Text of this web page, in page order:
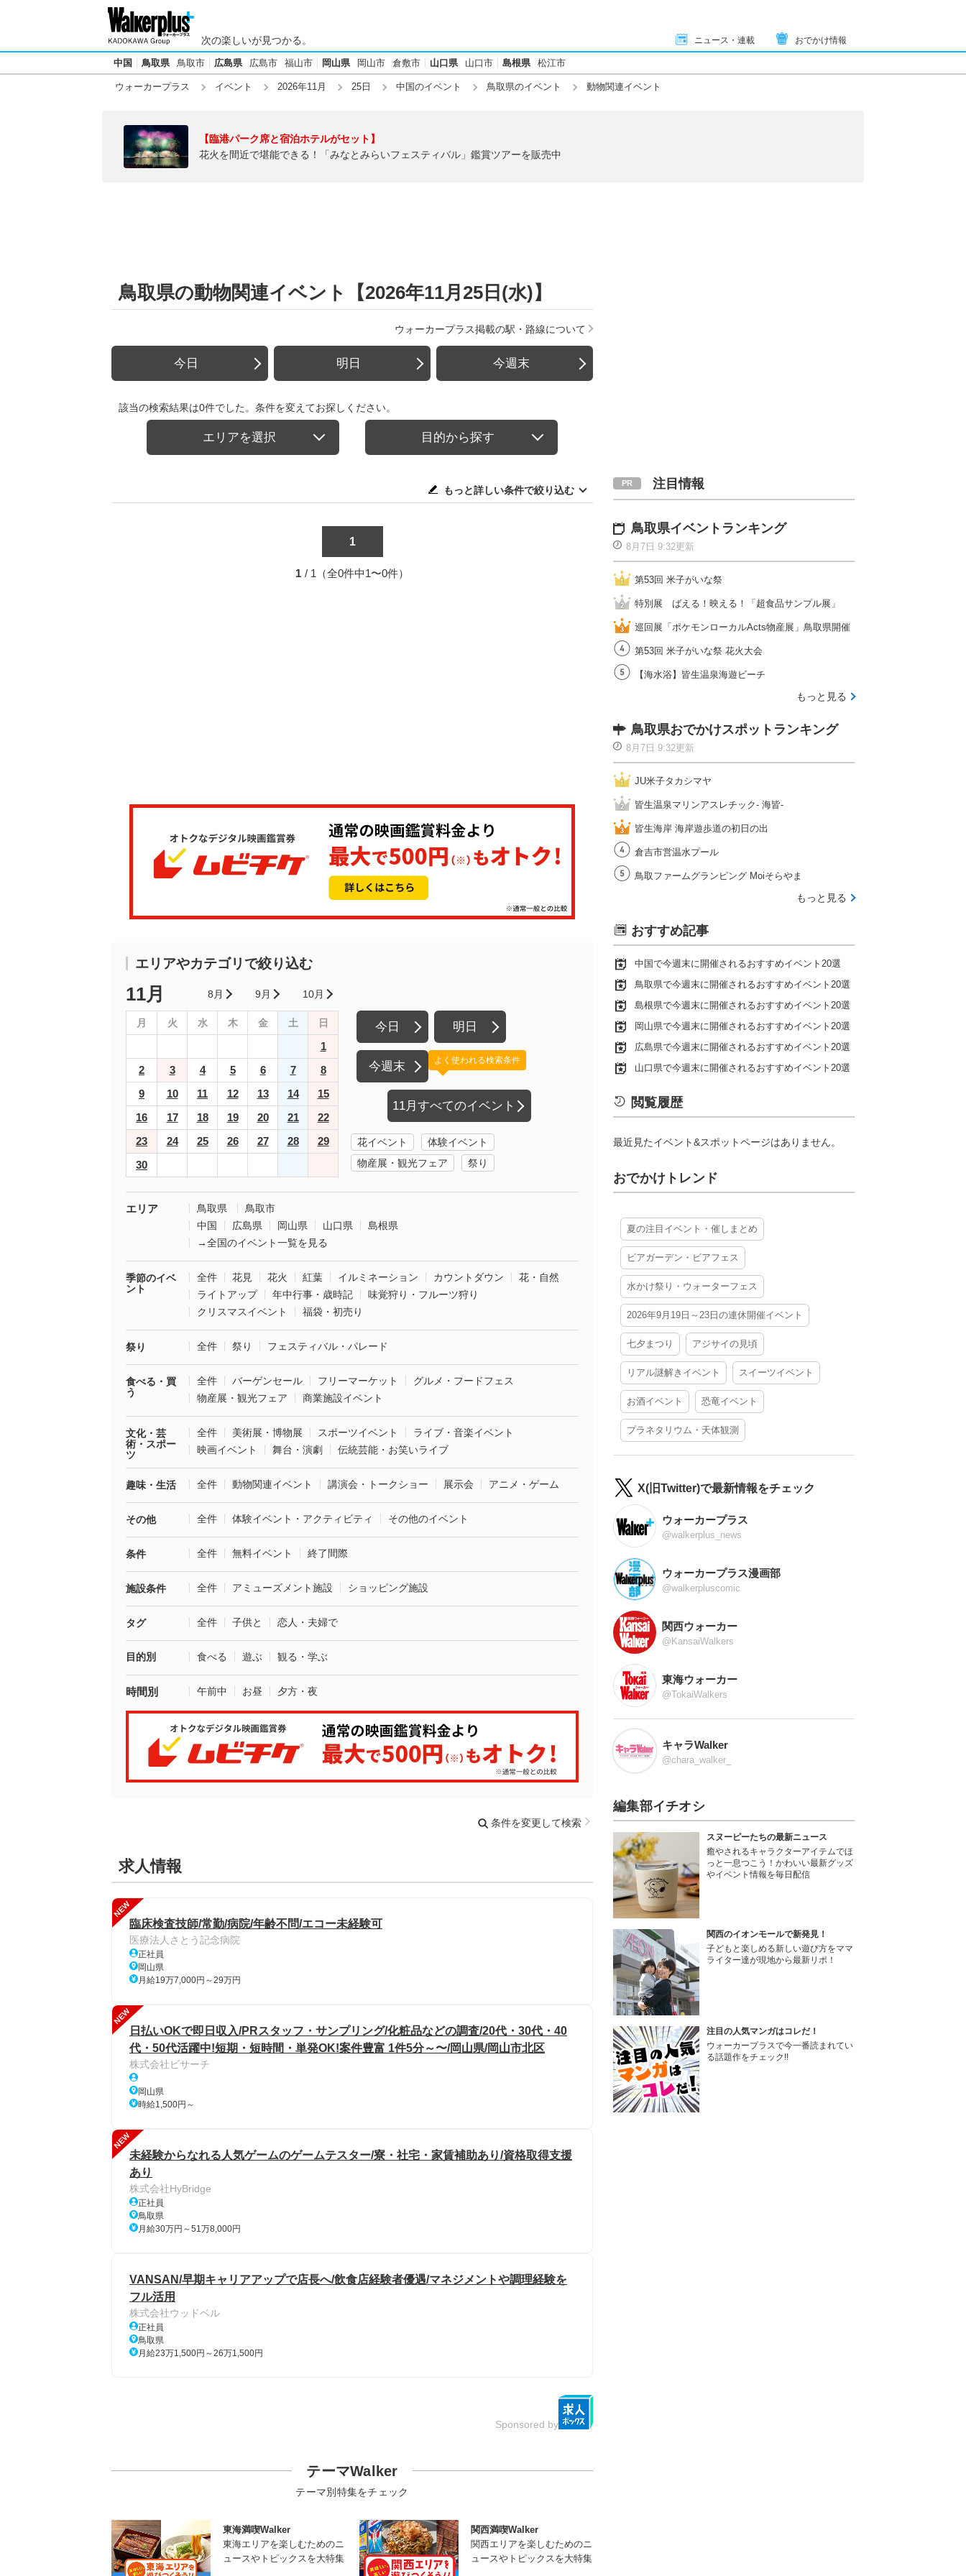
次の楽しいが見つかる。 ニュース・連載 おでかけ情報
中国 鳥取県 鳥取市 広島県 広島市 福山市 岡山県 岡山市 倉敷市 山口県 山口市 島根県 松江市
ウォーカープラス イベント 2026年11月 25日 中国のイベント 鳥取県のイベント 動物関連イベント
【臨港パーク席と宿泊ホテルがセット】
花火を間近で堪能できる！「みなとみらいフェスティバル」鑑賞ツアーを販売中
鳥取県の動物関連イベント【2026年11月25日(水)】
ウォーカープラス掲載の駅・路線について
今日 明日 今週末
該当の検索結果は0件でした。条件を変えてお探しください。
エリアを選択 目的から探す
もっと詳しい条件で絞り込む
1
1 / 1（全0件中1〜0件）
エリアやカテゴリで絞り込む
11月 8月 9月 10月
月 火 水 木 金 土 日
1
2
3 4 5 6 7
8
9
10 11 12 13 14
15
16
17 18 19 20 21
22
23
24 25 26 27 28
29
30
今日 明日
今週末
11月すべてのイベント
よく使われる検索条件
花イベント
体験イベント
物産展・観光フェア
祭り
エリア 鳥取県
鳥取市
中国
広島県 岡山県 山口県
島根県
→全国のイベント一覧を見る
季節のイベ
ント
全件 花見 花火 紅葉 イルミネーション カウントダウン
花・自然
ライトアップ
年中行事・歳時記
味覚狩り・フルーツ狩り
クリスマスイベント
福袋・初売り
祭り 全件 祭り フェスティバル・パレード
食べる・買
う
全件 バーゲンセール フリーマーケット
グルメ・フードフェス
物産展・観光フェア
商業施設イベント
文化・芸
術・スポー
ツ
全件 美術展・博物展 スポーツイベント
ライブ・音楽イベント
映画イベント
舞台・演劇 伝統芸能・お笑いライブ
趣味・生活 全件 動物関連イベント 講演会・トークショー 展示会 アニメ・ゲーム
その他 全件 体験イベント・アクティビティ その他のイベント
条件 全件 無料イベント 終了間際
施設条件 全件 アミューズメント施設 ショッピング施設
タグ 全件 子供と 恋人・夫婦で
目的別 食べる 遊ぶ 観る・学ぶ
時間別 午前中 お昼 夕方・夜
条件を変更して検索
求人情報
NEW
臨床検査技師/常勤/病院/年齢不問/エコー未経験可
医療法人さとう記念病院
正社員
岡山県
月給19万7,000円～29万円
NEW
日払いOKで即日収入/PRスタッフ・サンプリング/化粧品などの調査/20代・30代・40
代・50代活躍中!短期・短時間・単発OK!案件豊富 1件5分～〜/岡山県/岡山市北区
株式会社ビサーチ
岡山県
時給1,500円～
NEW
未経験からなれる人気ゲームのゲームテスター/寮・社宅・家賃補助あり/資格取得支援
あり
株式会社HyBridge
正社員
鳥取県
月給30万円～51万8,000円
VANSAN/早期キャリアアップで店長へ/飲食店経験者優遇/マネジメントや調理経験を
フル活用
株式会社ウッドベル
正社員
鳥取県
月給23万1,500円～26万1,500円
Sponsored by
テーマWalker
テーマ別特集をチェック
東海満喫Walker
東海エリアを楽しむためのニ
ュースやトピックスを大特集
関西満喫Walker
関西エリアを楽しむためのニ
ュースやトピックスを大特集
注目情報
鳥取県イベントランキング
8月7日 9:32更新
第53回 米子がいな祭
特別展 ばえる！映える！「超食品サンプル展」
巡回展「ポケモンローカルActs物産展」鳥取県開催
第53回 米子がいな祭 花火大会
【海水浴】皆生温泉海遊ビーチ
もっと見る
鳥取県おでかけスポットランキング
8月7日 9:32更新
JU米子タカシマヤ
皆生温泉マリンアスレチック- 海皆-
皆生海岸 海岸遊歩道の初日の出
倉吉市営温水プール
鳥取ファームグランピング Moiそらやま
もっと見る
おすすめ記事
中国で今週末に開催されるおすすめイベント20選
鳥取県で今週末に開催されるおすすめイベント20選
島根県で今週末に開催されるおすすめイベント20選
岡山県で今週末に開催されるおすすめイベント20選
広島県で今週末に開催されるおすすめイベント20選
山口県で今週末に開催されるおすすめイベント20選
閲覧履歴
最近見たイベント&スポットページはありません。
おでかけトレンド
夏の注目イベント・催しまとめ
ビアガーデン・ビアフェス
水かけ祭り・ウォーターフェス
2026年9月19日～23日の連休開催イベント
七夕まつり アジサイの見頃
リアル謎解きイベント スイーツイベント
お酒イベント 恐竜イベント
プラネタリウム・天体観測
X(旧Twitter)で最新情報をチェック
ウォーカープラス
@walkerplus_news
ウォーカープラス漫画部
@walkerpluscomic
関西ウォーカー
@KansaiWalkers
東海ウォーカー
@TokaiWalkers
キャラWalker
@chara_walker_
編集部イチオシ
スヌーピーたちの最新ニュース
癒やされるキャラクターアイテムでほ
っと一息つこう！かわいい最新グッズ
やイベント情報を毎日配信
関西のイオンモールで新発見！
子どもと楽しめる新しい遊び方をママ
ライター達が現地から最新リポ！
注目の人気マンガはコレだ！
ウォーカープラスで今一番読まれてい
る話題作をチェック!!